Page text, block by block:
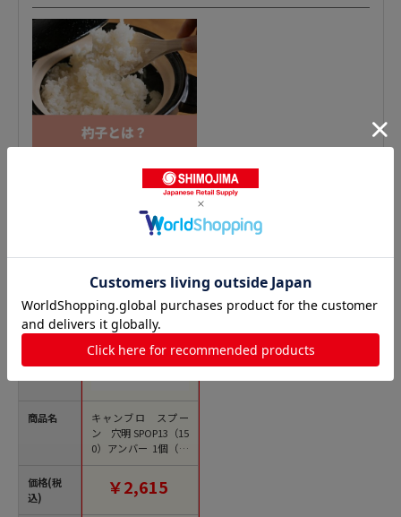
穴あきお玉の人気商品との比較
商品名
価格(税
込)
キャンブロ スプー
ン 穴明 SPOP13（15
0）アンバー 1個（ご
注文単位1個）【直送
￥2,615